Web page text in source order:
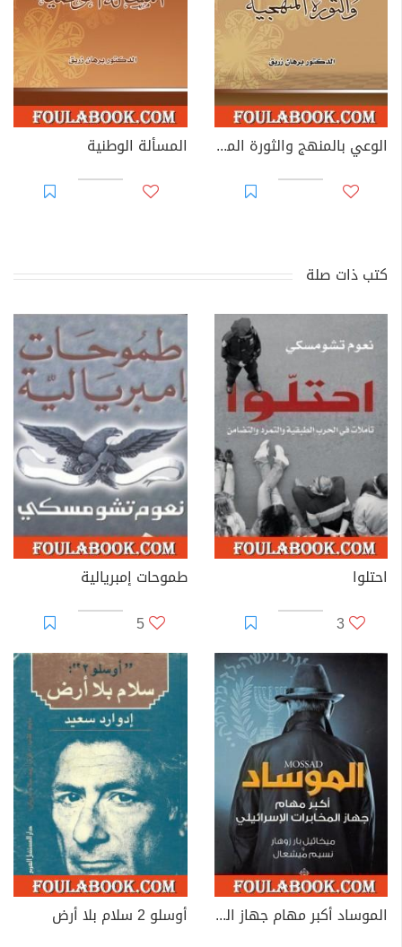
الوعي بالمنهج والثورة المنهجية المسألة الوطنية
كتب ذات صلة
احتلوا
3
طموحات إمبريالية
5
الموساد أكبر مهام جهاز المخابرات الإسرائيلي أوسلو 2 سلام بلا أرض